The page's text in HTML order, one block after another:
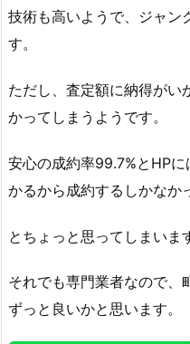
技術も高いようで、ジャン
す。
ただし、査定額に納得がい
かってしまうようです。
安心の成約率99.7%とHP
かるから成約するしかなか
とちょっと思ってしまいま
それでも専門業者なので、
ずっと良いかと思います。